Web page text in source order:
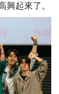
興起來了。